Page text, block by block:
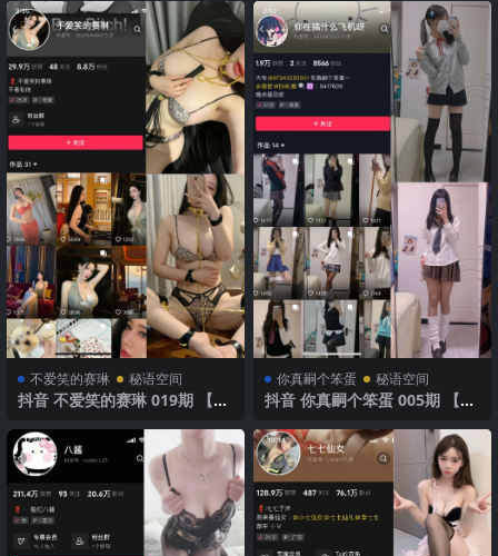
不爱笑的赛琳 秘语空间
抖音 不爱笑的赛琳 019期 【21
你真嗣个笨蛋 秘语空间
抖音 你真嗣个笨蛋 005期 【43